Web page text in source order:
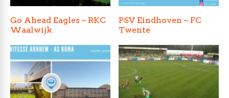
Go Ahead Eagles – RKC
Waalwijk
PSV Eindhoven – FC
Twente